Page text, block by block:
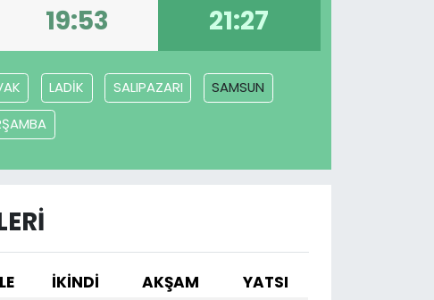
19:53 21:27
LADİK SALIPAZARI
SAMSUN
İKINDI AKŞAM
YATSI